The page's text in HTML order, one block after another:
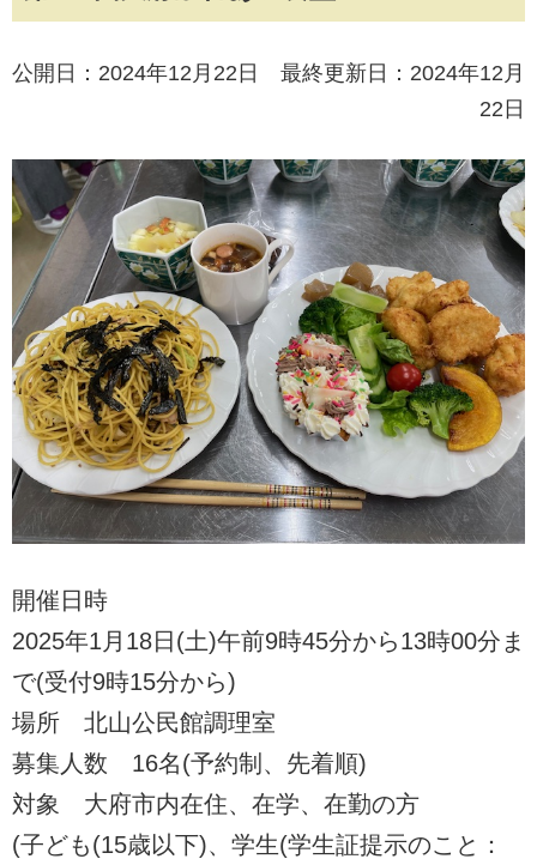
公開日：2024年12月22日 最終更新日：2024年12月
22日
開催日時
2025年1月18日(土)午前9時45分から13時00分ま
で(受付9時15分から)
場所 北山公民館調理室
募集人数 16名(予約制、先着順)
対象 大府市内在住、在学、在勤の方
(子ども(15歳以下)、学生(学生証提示のこと：